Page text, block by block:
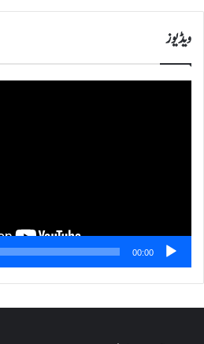
ویڈیوز
00:00